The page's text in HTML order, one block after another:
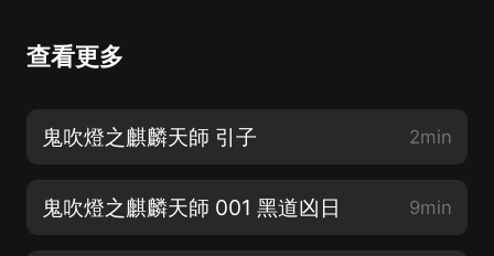
查看更多
鬼吹燈之麒麟天師 引子 2min
鬼吹燈之麒麟天師 001 黑道凶日 9min